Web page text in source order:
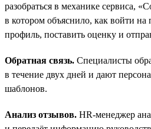
разобраться в механике сервиса,
в котором объяснило, как войти на
профиль, поставить оценку и
Обратная связь. Специалисты
в течение двух дней и дают
шаблонов.
Анализ отзывов. HR-менеджер